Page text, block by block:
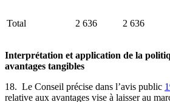
Total 2 636 2 636
Interprétation et application de la
avantages tangibles
18. Le Conseil précise dans l’avis public
relative aux avantages vise à laisser au